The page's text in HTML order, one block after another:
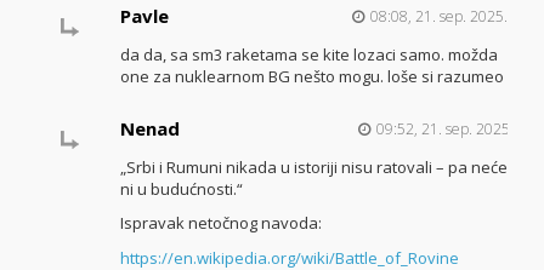
Pavle 08:08, 21. sep. 2025.
da da, sa sm3 raketama se kite lozaci samo. možda
one za nuklearnom BG nešto mogu. loše si razumeo
Nenad 09:52, 21. sep. 2025.
„Srbi i Rumuni nikada u istoriji nisu ratovali – pa neće
ni u budućnosti.“
Ispravak netočnog navoda:
https://en.wikipedia.org/wiki/Battle_of_Rovine